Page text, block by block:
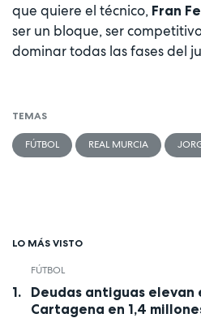
que quiere el técnico, Fran
ser un bloque, ser
dominar todas las fases del
TEMAS
FÚTBOL REAL MURCIA
LO MÁS VISTO
FÚTBOL
Deudas antiguas elevan
Cartagena en 1,4